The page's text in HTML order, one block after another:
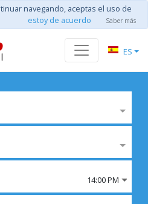
navegando, aceptas el uso de
estoy de acuerdo Saber más
ES
14:00 PM